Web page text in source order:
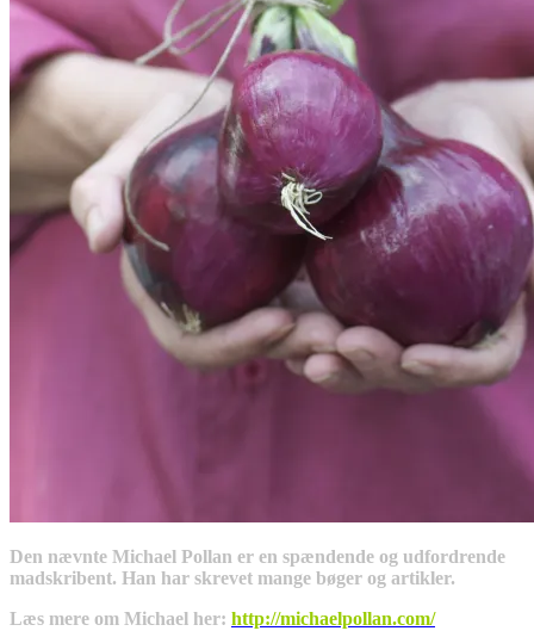
Den nævnte Michael Pollan er en spændende og udfordrende
madskribent. Han har skrevet mange bøger og artikler.
Læs mere om Michael her: http://michaelpollan.com/